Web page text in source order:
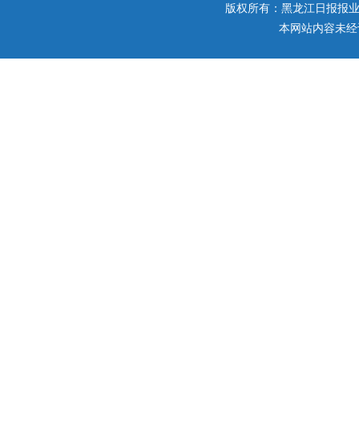
版权所有：黑龙江日报报
本网站内容未